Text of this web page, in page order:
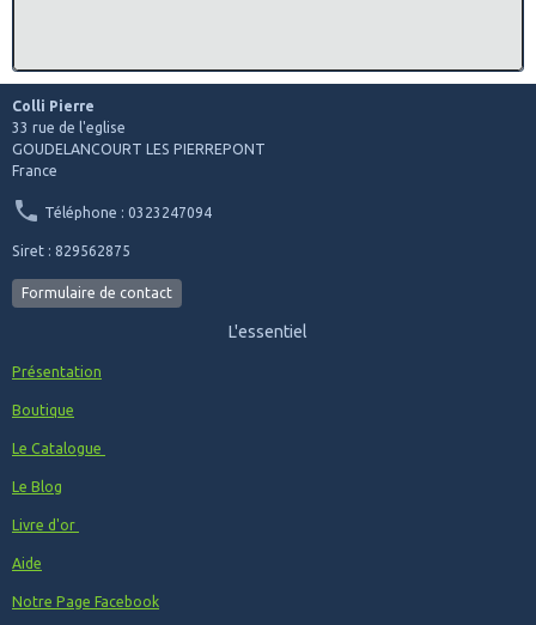
Colli Pierre
33 rue de l'eglise
GOUDELANCOURT LES PIERREPONT
France
Téléphone : 0323247094
Siret : 829562875
Formulaire de contact
L'essentiel
Présentation
Boutique
Le Catalogue
Le Blog
Livre d'or
Aide
Notre Page Facebook